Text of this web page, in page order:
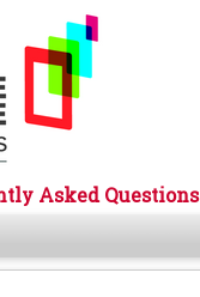
Asked Questions